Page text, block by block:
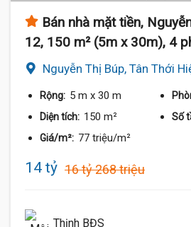
Bán nhà mặt tiền,
12, 150 m² (5m x 30m), 4
Nguyễn Thị Búp, Tân Thới
Rộng: 5 m x 30 m
Diện tích: 150 m² Số
Giá/m²: 77 triệu/m²
14 tỷ 16 tỷ 268 triệu
Thịnh BĐS